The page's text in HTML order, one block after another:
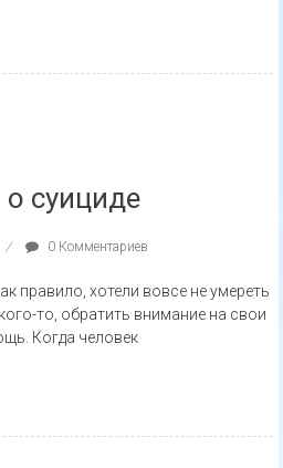
суициде
0 Комментариев
правило, хотели вовсе не умереть
то, обратить внимание на свои
Когда человек